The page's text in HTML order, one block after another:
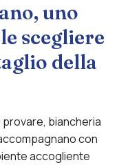
uno
scegliere
della
biancheria
con
accogliente